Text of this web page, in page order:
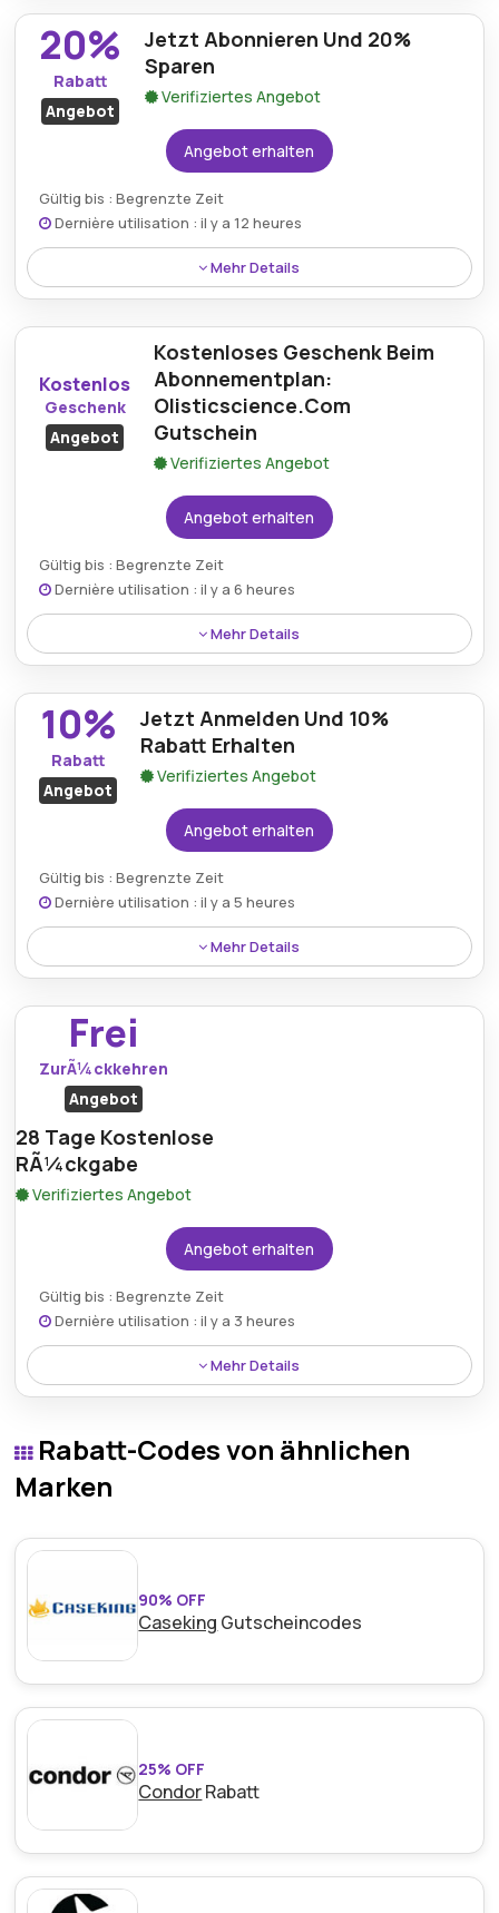
Versand fÃ¼r Bestellungen Ã¼ber die offizielle
Website von Olistic Science.
20%
Rabatt
Angebot
Jetzt Abonnieren Und 20%
Sparen
Verifiziertes Angebot
Angebot erhalten
Gültig bis : Begrenzte Zeit
Dernière utilisation : il y a 12 heures
Mehr Details
Durch das Abonnieren des Olistic Science Service
können Kunden eine wertvolle Ersparnis von 20% auf
ihre ausgewählten Wellnessprodukte freischalten.
Kostenlos
Geschenk
Angebot
Kostenloses Geschenk Beim
Abonnementplan:
Olisticscience.Com
Gutschein
Verifiziertes Angebot
Angebot erhalten
Gültig bis : Begrenzte Zeit
Dernière utilisation : il y a 6 heures
Mehr Details
Wer sich für einen Abonnementplan über
Olisticscience.com entscheidet, erhält ein
zusätzliches Gratisgeschenk, das den Wert seines
Einkaufs weiter steigert.
10%
Rabatt
Angebot
Jetzt Anmelden Und 10%
Rabatt Erhalten
Verifiziertes Angebot
Angebot erhalten
Gültig bis : Begrenzte Zeit
Dernière utilisation : il y a 5 heures
Mehr Details
Neue Benutzer, die sich anmelden, erhalten sofort
einen lohnenden Rabatt von 10%, der ihr erstes
Einkaufserlebnis bei Olistic Science bereichert.
Frei
ZurÃ¼ckkehren
Angebot
28 Tage Kostenlose
RÃ¼ckgabe
Verifiziertes Angebot
Angebot erhalten
Gültig bis : Begrenzte Zeit
Dernière utilisation : il y a 3 heures
Mehr Details
Profitieren Sie vom 28-tÃ¤gigen kostenlosen
sorgenfreien Einkauf.
Rabatt-Codes von ähnlichen
Marken
90% OFF
Caseking Gutscheincodes
25% OFF
CondorRabatt